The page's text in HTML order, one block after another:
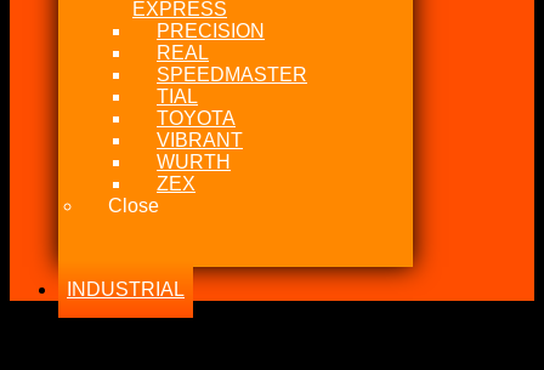
EXPRESS
PRECISION
REAL
SPEEDMASTER
TIAL
TOYOTA
VIBRANT
WURTH
ZEX
Close
INDUSTRIAL